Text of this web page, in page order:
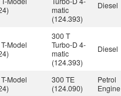
matic
(124.393)
Diesel
Model
300 T
Turbo-D 4-
matic
(124.393)
Diesel
Model
300 TE
(124.090)
Petrol
Engine